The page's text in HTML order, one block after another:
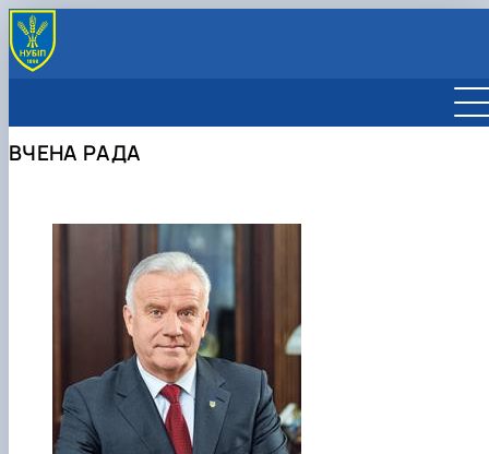
СКЛАД ВЧЕНОЇ РАДИ
РІШЕННЯ ВЧЕНОЇ РАДИ
ВЧЕНА РАДА